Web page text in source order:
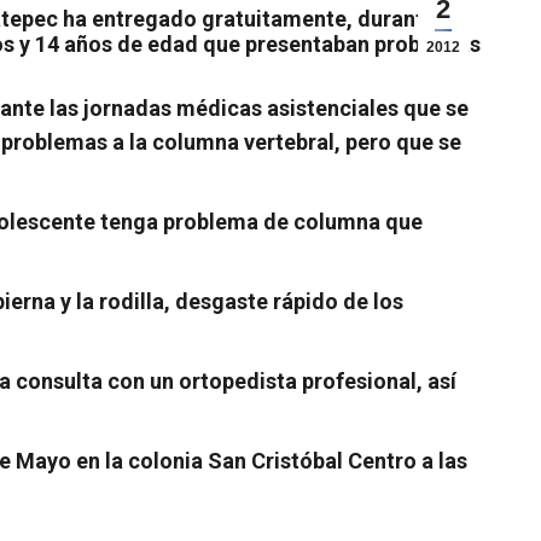
2
2012
ha entregado gratuitamente, durante la
14 años de edad que presentaban problemas
las jornadas médicas asistenciales que se
a la columna vertebral, pero que se
tenga problema de columna que
y la rodilla, desgaste rápido de los
consulta con un ortopedista profesional, así
en la colonia San Cristóbal Centro a las